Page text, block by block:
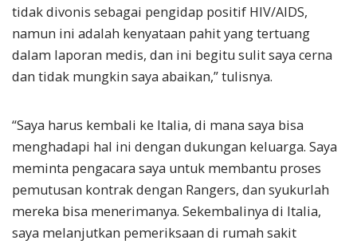
tidak divonis sebagai pengidap positif HIV/AIDS,
namun ini adalah kenyataan pahit yang tertuang
dalam laporan medis, dan ini begitu sulit saya cerna
dan tidak mungkin saya abaikan,” tulisnya.
“Saya harus kembali ke Italia, di mana saya bisa
menghadapi hal ini dengan dukungan keluarga. Saya
meminta pengacara saya untuk membantu proses
pemutusan kontrak dengan Rangers, dan syukurlah
mereka bisa menerimanya. Sekembalinya di Italia,
saya melanjutkan pemeriksaan di rumah sakit